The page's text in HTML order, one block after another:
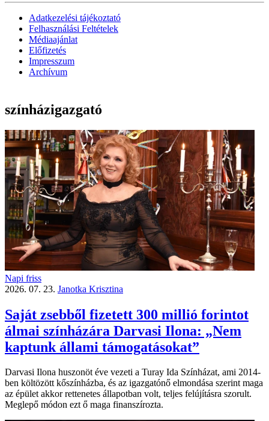
Adatkezelési tájékoztató
Felhasználási Feltételek
Médiaajánlat
Előfizetés
Impresszum
Archívum
színházigazgató
Napi friss
2026. 07. 23. Janotka Krisztina
Saját zsebből fizetett 300 millió forintot
álmai színházára Darvasi Ilona: „Nem
kaptunk állami támogatásokat”
Darvasi Ilona huszonöt éve vezeti a Turay Ida Színházat, ami 2014-
ben költözött kőszínházba, és az igazgatónő elmondása szerint maga
az épület akkor rettenetes állapotban volt, teljes felújításra szorult.
Meglepő módon ezt ő maga finanszírozta.